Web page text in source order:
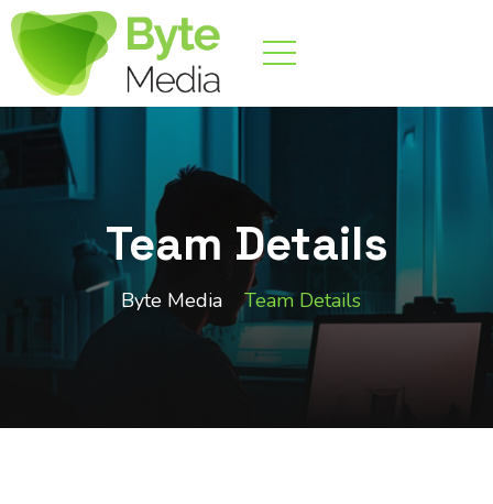
Team Details
Byte Media Team Details